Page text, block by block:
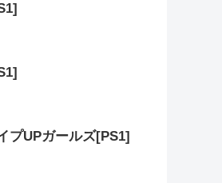
プUPガールズ[PS1]